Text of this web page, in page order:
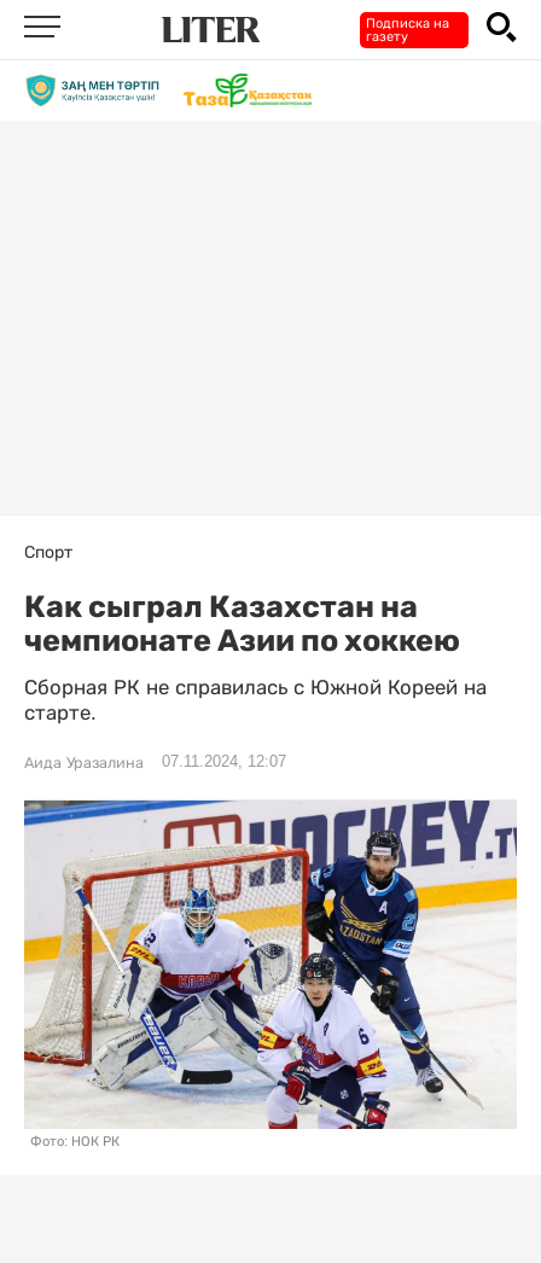
Подписка на
газету
Спорт
Как сыграл Казахстан на
чемпионате Азии по хоккею
Сборная РК не справилась с Южной Кореей на
старте.
Аида Уразалина 07.11.2024, 12:07
Фото: НОК РК